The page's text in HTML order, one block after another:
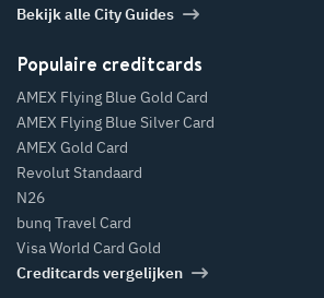
Bekijk alle City Guides
Populaire creditcards
AMEX Flying Blue Gold Card
AMEX Flying Blue Silver Card
AMEX Gold Card
Revolut Standaard
N26
bunq Travel Card
Visa World Card Gold
Creditcards vergelijken